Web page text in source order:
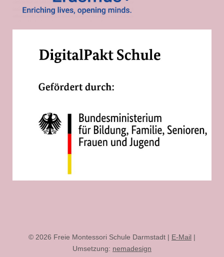
© 2026 Freie Montessori Schule Darmstadt | E-Mail |
Umsetzung: nemadesign